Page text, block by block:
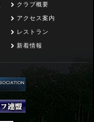
クラブ概要
アクセス案内
レストラン
新着情報